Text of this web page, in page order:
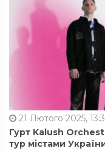
21 Лютого 2025,
Гурт Kalush
тур містами